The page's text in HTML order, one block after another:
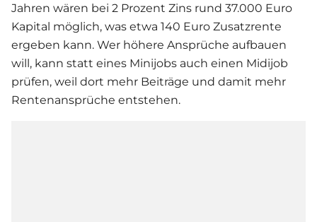
Jahren wären bei 2 Prozent Zins rund 37.000 Euro
Kapital möglich, was etwa 140 Euro Zusatzrente
ergeben kann. Wer höhere Ansprüche aufbauen
will, kann statt eines Minijobs auch einen Midijob
prüfen, weil dort mehr Beiträge und damit mehr
Rentenansprüche entstehen.